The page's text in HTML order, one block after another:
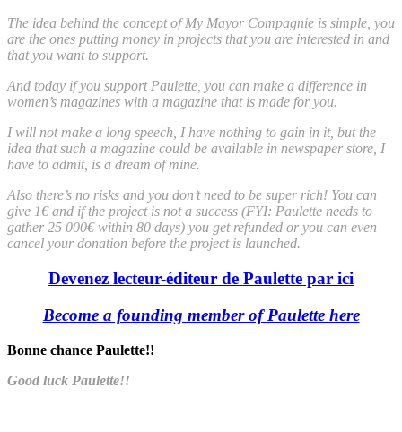
The idea behind the concept of My Mayor Compagnie is simple, you
are the ones putting money in projects that you are interested in and
that you want to support.
And today if you support Paulette, you can make a difference in
women’s magazines with a magazine that is made for you.
I will not make a long speech, I have nothing to gain in it, but the
idea that such a magazine could be available in newspaper store, I
have to admit, is a dream of mine.
Also there’s no risks and you don’t need to be super rich! You can
give 1€ and if the project is not a success (FYI: Paulette needs to
gather 25 000€ within 80 days) you get refunded or you can even
cancel your donation before the project is launched.
Devenez lecteur-éditeur de Paulette par ici
Become a founding member of Paulette here
Bonne chance Paulette!!
Good luck Paulette!!